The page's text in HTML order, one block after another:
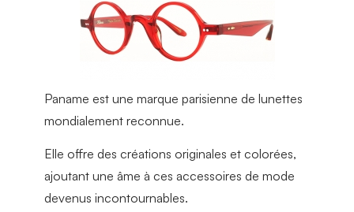
Paname est une marque parisienne de lunettes
mondialement reconnue.
Elle offre des créations originales et colorées,
ajoutant une âme à ces accessoires de mode
devenus incontournables.